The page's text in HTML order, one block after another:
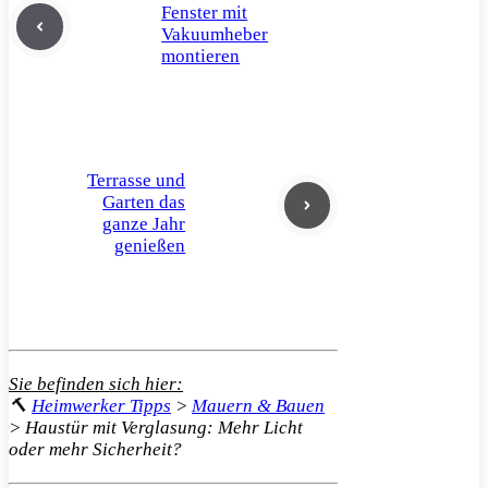
Fenster mit
Vakuumheber
montieren
Terrasse und
Garten das
ganze Jahr
genießen
Sie befinden sich hier:
🔨 Heimwerker Tipps > Mauern & Bauen
> Haustür mit Verglasung: Mehr Licht
oder mehr Sicherheit?